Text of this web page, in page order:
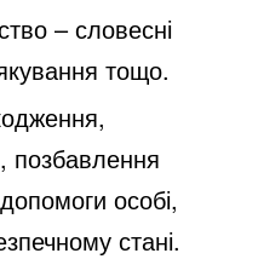
– словесні
тощо.
допомоги особі,
стані.